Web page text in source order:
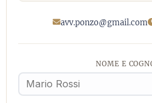
avv.ponzo@gmail.com
NOME E